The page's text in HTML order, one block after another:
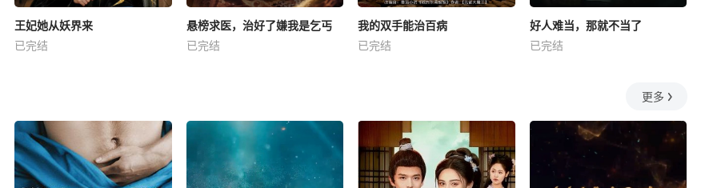
王妃她从妖界来
已完结
悬榜求医，治好了嫌我是乞丐
已完结
我的双手能治百病
已完结
好人难当，那就不当了
已完结
更多